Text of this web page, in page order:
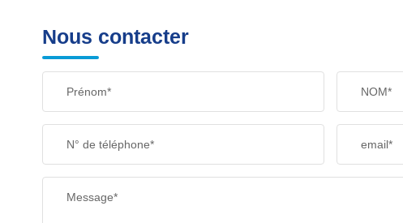
Nous contacter
Prénom* NOM*
N° de téléphone* email*
Message*